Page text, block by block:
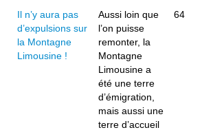
Il n’y aura pas
d’expulsions sur
la Montagne
Limousine !
Aussi loin que
l’on puisse
remonter, la
Montagne
Limousine a
été une terre
d’émigration,
mais aussi une
terre d’accueil
64